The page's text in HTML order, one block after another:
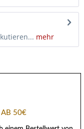
mehr
AB 50€